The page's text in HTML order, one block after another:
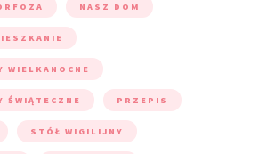
NASZ DOM
WIELKANOCNE
ŚWIĄTECZNE PRZEPIS
STÓŁ WIGILIJNY